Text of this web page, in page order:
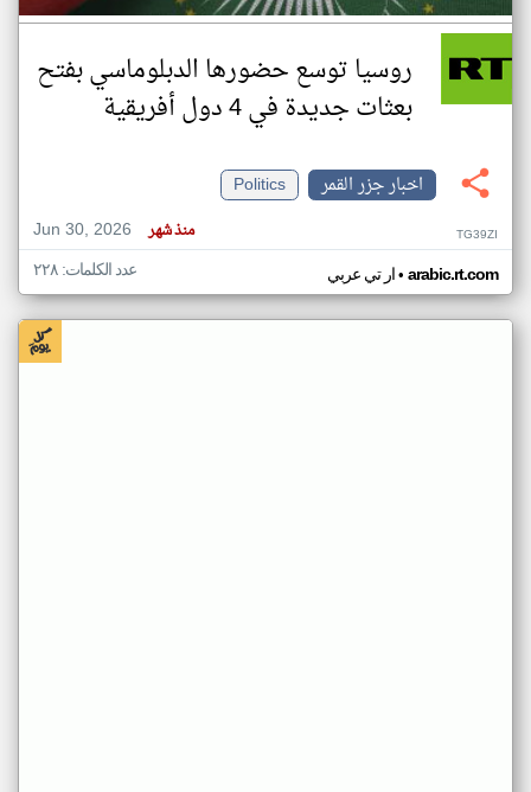
روسيا توسع حضورها الدبلوماسي بفتح
بعثات جديدة في 4 دول أفريقية
اخبار جزر القمر
Politics
Jun 30, 2026
منذ شهر TG39ZI
ار تي عربي• arabic.rt.com عدد الكلمات: ٢٢٨